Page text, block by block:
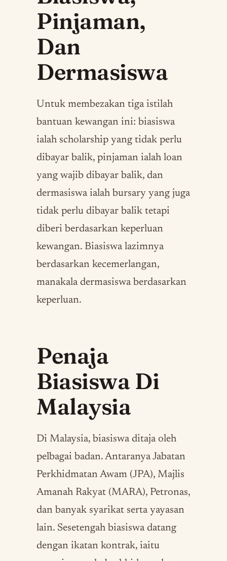
Pinjaman,
Dan
Dermasiswa
Untuk membezakan tiga istilah
bantuan kewangan ini: biasiswa
ialah scholarship yang tidak perlu
dibayar balik, pinjaman ialah loan
yang wajib dibayar balik, dan
dermasiswa ialah bursary yang juga
tidak perlu dibayar balik tetapi
diberi berdasarkan keperluan
kewangan. Biasiswa lazimnya
berdasarkan kecemerlangan,
manakala dermasiswa berdasarkan
keperluan.
Penaja
Biasiswa Di
Malaysia
Di Malaysia, biasiswa ditaja oleh
pelbagai badan. Antaranya Jabatan
Perkhidmatan Awam (JPA), Majlis
Amanah Rakyat (MARA), Petronas,
dan banyak syarikat serta yayasan
lain. Sesetengah biasiswa datang
dengan ikatan kontrak, iaitu